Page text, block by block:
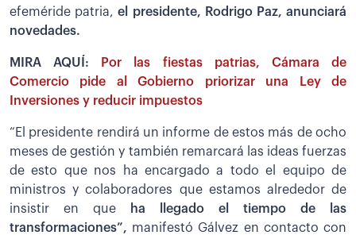
efeméride patria,el presidente, Rodrigo Paz, anunciará
novedades.
MIRA AQUÍ:
Por las fiestas patrias, Cámara de
Comercio pide al Gobierno priorizar una Ley de
Inversiones y reducir impuestos
“El presidente rendirá un informe de estos más de ocho
meses de gestión y también remarcará las ideas fuerzas
de esto que nos ha encargado a todo el equipo de
ministros y colaboradores que estamos alrededor de
insistir en que ha llegado el tiempo de las
transformaciones”, manifestó Gálvez en contacto con